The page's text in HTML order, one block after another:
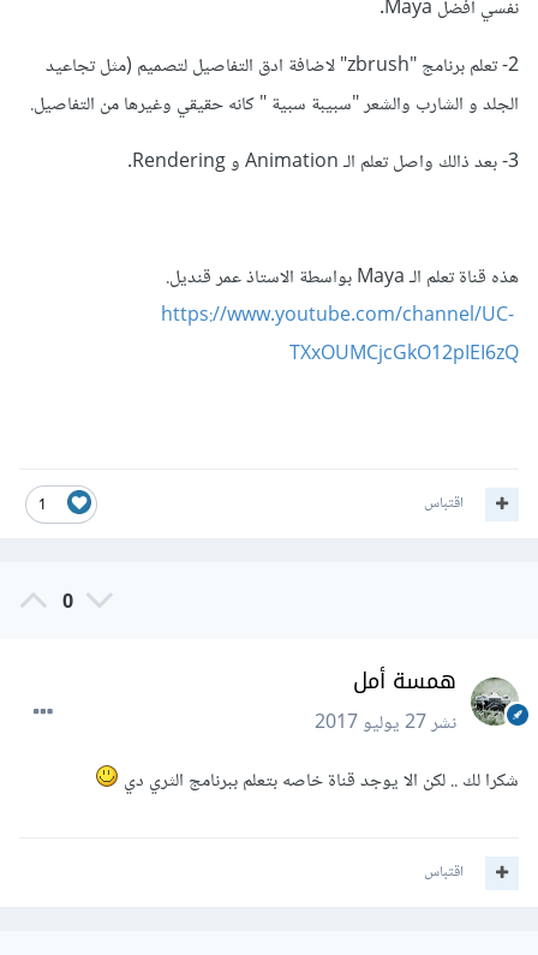
نفسي افضل Maya.
2- تعلم برنامج "zbrush" لاضافة ادق التفاصيل لتصميم (مثل تجاعيد
الجلد و الشارب والشعر "سبيبة سبية " كانه حقيقي وغيرها من التفاصيل.
3- بعد ذالك واصل تعلم الـ Animation و Rendering.
هذه قناة تعلم الـ Maya بواسطة الاستاذ عمر قنديل.
https://www.youtube.com/channel/UC-
TXxOUMCjcGkO12pIEI6zQ
1 اقتباس
0
همسة أمل
نشر27 يوليو 2017
شكرا لك .. لكن الا يوجد قناة خاصه بتعلم ببرنامج الثري دي
اقتباس